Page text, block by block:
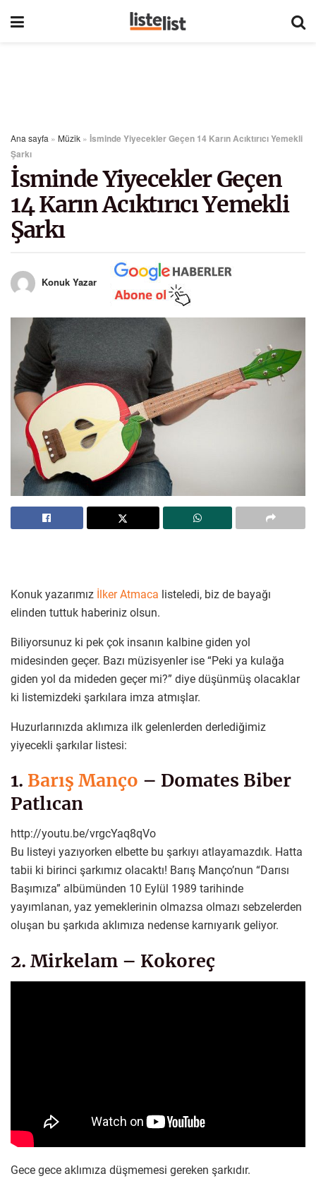
Ana sayfa » Müzik » İsminde Yiyecekler Geçen 14 Karın Acıktırıcı Yemekli
Şarkı
İsminde Yiyecekler Geçen
14 Karın Acıktırıcı Yemekli
Şarkı
Konuk Yazar
Konuk yazarımız İlker Atmaca listeledi, biz de bayağı
elinden tuttuk haberiniz olsun.
Biliyorsunuz ki pek çok insanın kalbine giden yol
midesinden geçer. Bazı müzisyenler ise “Peki ya kulağa
giden yol da mideden geçer mi?” diye düşünmüş olacaklar
ki listemizdeki şarkılara imza atmışlar.
Huzurlarınızda aklımıza ilk gelenlerden derlediğimiz
yiyecekli şarkılar listesi:
1. Barış Manço – Domates Biber
Patlıcan
http://youtu.be/vrgcYaq8qVo
Bu listeyi yazıyorken elbette bu şarkıyı atlayamazdık. Hatta
tabii ki birinci şarkımız olacaktı! Barış Manço’nun “Darısı
Başımıza” albümünden 10 Eylül 1989 tarihinde
yayımlanan, yaz yemeklerinin olmazsa olmazı sebzelerden
oluşan bu şarkıda aklımıza nedense karnıyarık geliyor.
2. Mirkelam – Kokoreç
Gece gece aklımıza düşmemesi gereken şarkıdır.